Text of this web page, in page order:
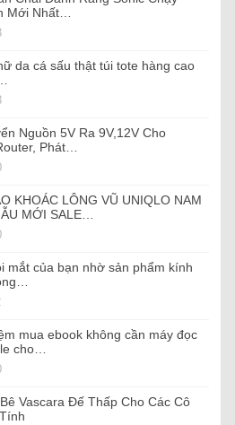
Mới Nhất…
da cá sấu thật túi tote hàng cao
Nguồn 5V Ra 9V,12V Cho
Phát…
KHOÁC LÔNG VŨ UNIQLO NAM
MỚI SALE…
mắt của bạn nhờ sản phẩm kính
mua ebook không cần máy đọc
cho…
Vascara Đế Thấp Cho Các Cô